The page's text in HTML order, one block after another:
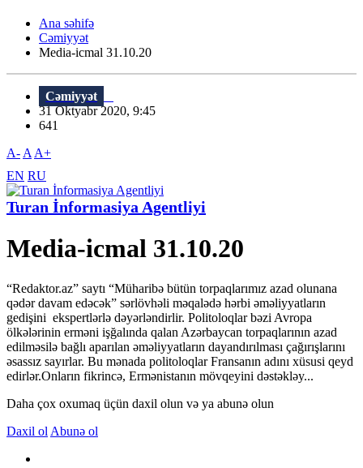
Ana səhifə
Cəmiyyət
Media-icmal 31.10.20
Cəmiyyət
31 Oktyabr 2020, 9:45
641
A- A A+
EN RU
Turan İnformasiya Agentliyi
Media-icmal 31.10.20
“Redaktor.az” saytı “Müharibə bütün torpaqlarımız azad olunana
qədər davam edəcək” sərlövhəli məqalədə hərbi əməliyyatların
gedişini ekspertlərlə dəyərləndirlir. Politoloqlar bəzi Avropa
ölkələrinin erməni işğalında qalan Azərbaycan torpaqlarının azad
edilməsilə bağlı aparılan əməliyyatların dayandırılması çağırışlarını
əsassız sayırlar. Bu mənada politoloqlar Fransanın adını xüsusi qeyd
edirlər.Onların fikrincə, Ermənistanın mövqeyini dəstəkləy...
Daha çox oxumaq üçün daxil olun və ya abunə olun
Daxil ol Abunə ol